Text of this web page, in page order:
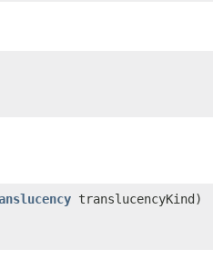
translucencyKind)